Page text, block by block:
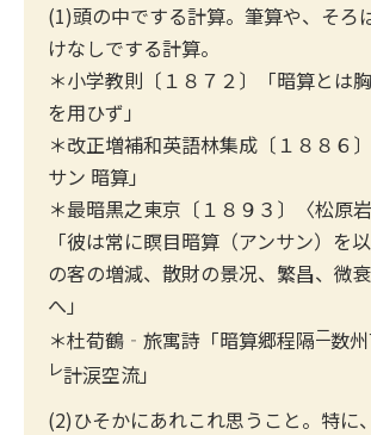
(1)頭の中でする計算。筆算や、そろ
けなしでする計算。
＊小学教則〔１８７２〕「暗算とは
を用ひず」
＊改正増補和英語林集成〔１８８６
サン 暗算」
＊最暗黒之東京〔１８９３〕〈松原
「彼は常に瞑目暗算（アンサン）を
の客の増減、散財の景况、繁昌、微
へ」
＊杜荀鶴‐旅寓詩「暗算郷程隔二数州
レ計涙空流」
(2)ひそかにあれこれ思うこと。特に